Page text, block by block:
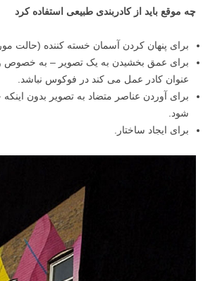
چرا باید از کادربندی طبیعی استفاده کنید:
این تکنیک به راحتی چشم بیننده را به سمت
سوژه تاکید می کند.
سوژه شما را از آنچه اطراف آن است جدا می
یک حس نظم و ساختار به عکس می بخشد – و
چه موقع باید از کادربندی طبیعی استفاده کرد
برای پنهان کردن آسمان خسته کننده (حالت
برای عمق بخشیدن به یک تصویر – به خصوص
عنوان کادر عمل می کند در فوکوس نباشد.